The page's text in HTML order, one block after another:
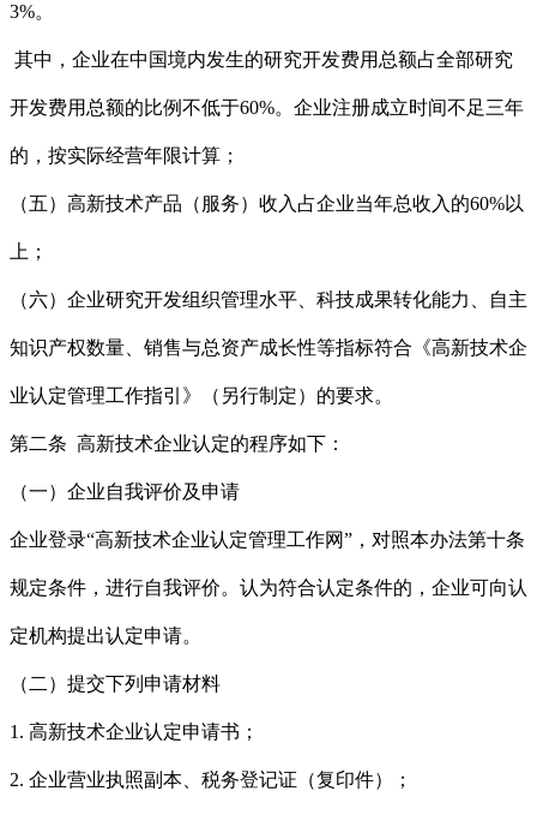
3%。
其中，企业在中国境内发生的研究开发费用总额占全部研究
开发费用总额的比例不低于60%。企业注册成立时间不足三年
的，按实际经营年限计算；
（五）高新技术产品（服务）收入占企业当年总收入的60%以
上；
（六）企业研究开发组织管理水平、科技成果转化能力、自主
知识产权数量、销售与总资产成长性等指标符合《高新技术企
业认定管理工作指引》（另行制定）的要求。
第二条 高新技术企业认定的程序如下：
（一）企业自我评价及申请
企业登录“高新技术企业认定管理工作网”，对照本办法第十条
规定条件，进行自我评价。认为符合认定条件的，企业可向认
定机构提出认定申请。
（二）提交下列申请材料
1. 高新技术企业认定申请书；
2. 企业营业执照副本、税务登记证（复印件）；